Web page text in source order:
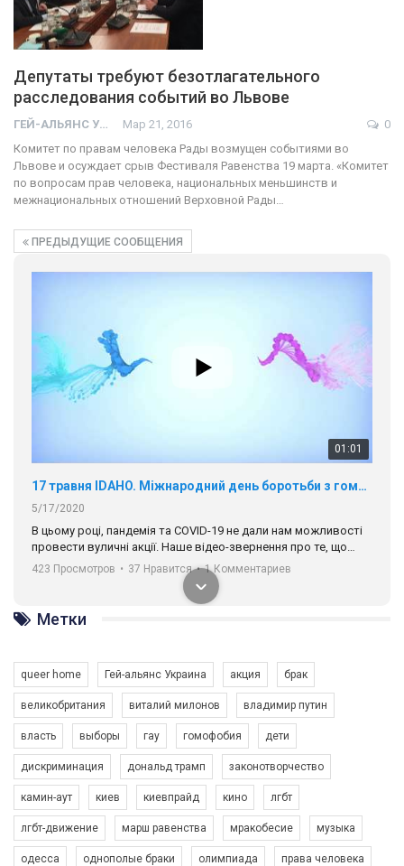
Депутаты требуют безотлагательного
расследования событий во Львове
ГЕЙ-АЛЬЯНС УКРАИНА Мар 21, 2016
0
Комитет по правам человека Рады возмущен событиями во
Львове и осуждает срыв Фестиваля Равенства 19 марта. «Комитет
по вопросам прав человека, национальных меньшинств и
межнациональных отношений Верховной Рады…
ПРЕДЫДУЩИЕ СООБЩЕНИЯ
01:01
17 травня IDAHO. Міжнародний день боротьби з гомофобією трансфобією і біфобія.
5/17/2020
В цьому році, пандемія та COVІD-19 не дали нам можливості
провести вуличні акції. Наше відео-звернення про те, що
навіть коли ми у різних містах та не можемо зустрінеться, ми
разом. Ми закликаємо всіх хто поділяє цінності рівності та
солідарності, приєднатися до нас. Регіональні підрозділи
ГАУ є в 16 областях України.
Разом наш голос лунає гучніше!
423 Просмотров • 37 Нравится • 1 Комментариев
Зупинимо насильство проти ЛГБТ в Україні! Stop violence against LGBT in Ukraine!
6/30/2017
Метки
queer home Гей-альянс Украина акция брак
великобритания виталий милонов владимир путин
власть выборы гау гомофобия дети
дискриминация дональд трамп законотворчество
камин-аут киев киевпрайд кино лгбт
лгбт-движение марш равенства мракобесие музыка
одесса однополые браки олимпиада права человека